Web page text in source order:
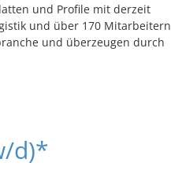
und Profile mit derzeit
und über 170 Mitarbeitern
und überzeugen durch
d)*